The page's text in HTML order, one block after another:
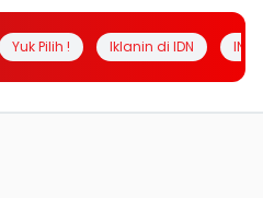
Yuk Pilih ! Iklanin di IDN